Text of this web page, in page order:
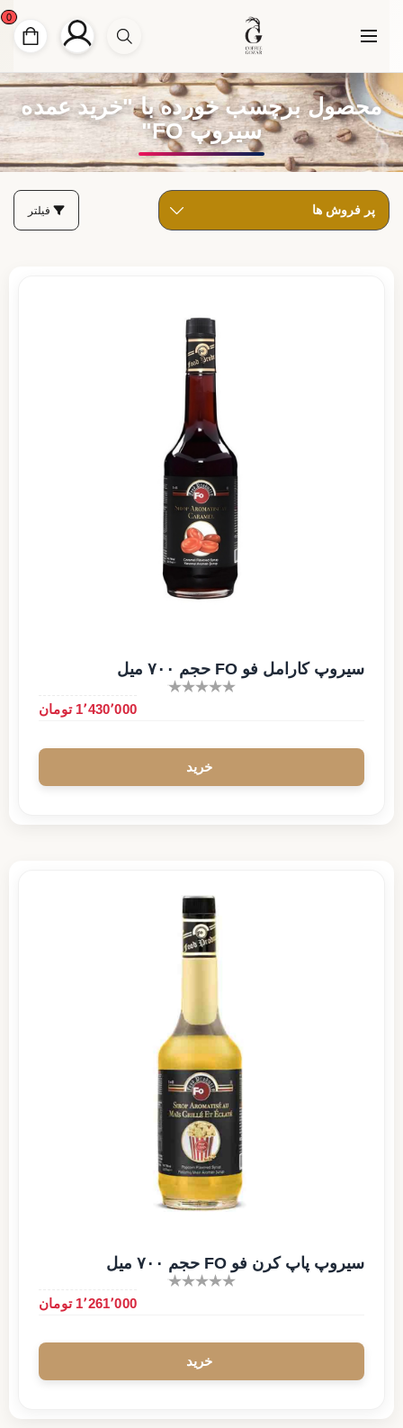
0
محصول برچسب خورده با "خرید عمده
سیروپ FO"
فیلتر
سیروپ کارامل فو FO حجم ۷۰۰ میل
1٬430٬000 تومان
سیروپ پاپ کرن فو FO حجم ۷۰۰ میل
1٬261٬000 تومان